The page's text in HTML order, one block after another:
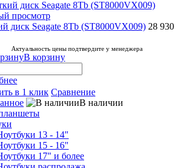
просмотр
диск Seagate 8Tb (ST8000VX009) 28 930
Актуальность цены подтвердите у менеджера
В корзину
в 1 клик Сравнение
В наличии
13 - 14"
15 - 16"
17" и более